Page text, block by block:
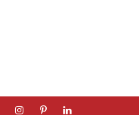
twitterinstagrampinterestlinkedin